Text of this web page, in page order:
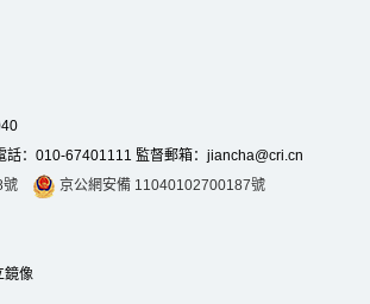
：010-67401111 監督郵箱：jiancha@cri.cn
號
京公網安備 11040102700187號
鏡像